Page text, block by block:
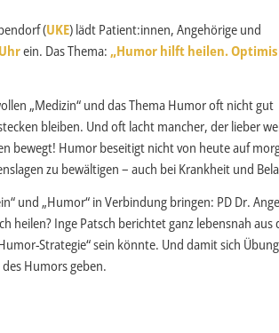
(UKE) lädt Patient:innen, Angehörige und
ein. Das Thema: „Humor hilft heilen.
„Medizin“ und das Thema Humor oft nicht gut
bleiben. Und oft lacht mancher, der lieber
bewegt! Humor beseitigt nicht von heute auf
zu bewältigen – auch bei Krankheit und
und „Humor“ in Verbindung bringen: PD Dr.
heilen? Inge Patsch berichtet ganz lebensnah aus
Strategie“ sein könnte. Und damit sich
Humors geben.